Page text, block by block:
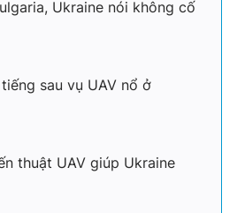
Ukraine nói không cố
sau vụ UAV nổ ở
thuật UAV giúp Ukraine